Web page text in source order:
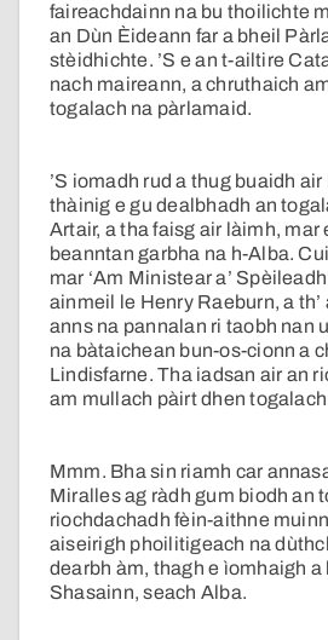
faireachdainn na bu thoilichte
an Dùn Èideann far a bheil
stèidhichte. ’S e an t-ailtire
nach maireann, a chruthaich
togalach na pàrlamaid.
’S iomadh rud a thug buaidh
thàinig e gu dealbhadh an
Artair, a tha faisg air làimh, mar
beanntan garbha na h-Alba.
mar ‘Am Ministear a’
ainmeil le Henry Raeburn, a
anns na pannalan ri taobh nan
na bàtaichean bun-os-cionn a
Lindisfarne. Tha iadsan air an
am mullach pàirt dhen
Mmm. Bha sin riamh car
Miralles ag ràdh gum biodh an
riochdachadh fèin-aithne
aiseirigh phoilitigeach na
dearbh àm, thagh e ìomhaigh a
Shasainn, seach Alba.